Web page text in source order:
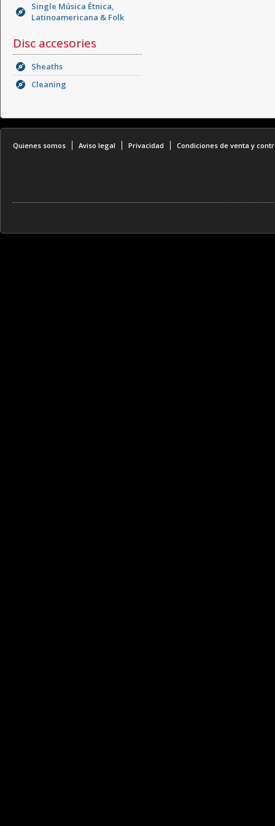
Single Música Étnica,
Latinoamericana & Folk
Disc accesories
Sheaths
Cleaning
Quienes somos Aviso legal Privacidad Condiciones de venta y